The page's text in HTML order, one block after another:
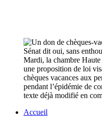
Mardi, la chambre
une proposition de loi
chèques vacances aux
pendant l’épidémie de
texte déjà modifié en
Accueil